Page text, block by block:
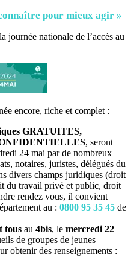
pour mieux agir »
journée nationale de l’accès au
encore, riche et complet :
GRATUITES,
, seront
24 mai par de nombreux
notaires, juristes, délégués du
divers champs juridiques (droit
du travail privé et public, droit
rendez vous, il convient
au : 0800 95 35 45 de
tous au 4bis, le mercredi 22
de groupes de jeunes
obtenir des renseignements :